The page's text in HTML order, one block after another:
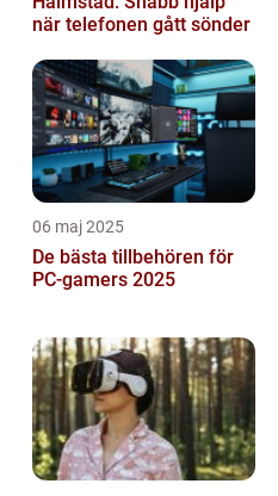
när telefonen gått sönder
06 maj 2025
De bästa tillbehören för
PC-gamers 2025